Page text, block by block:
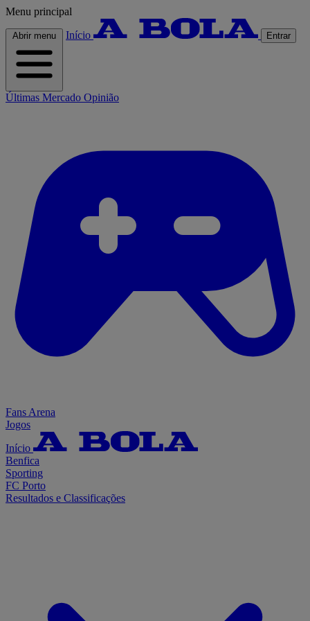
Menu principal
Abrir menu Início Entrar
Últimas Mercado Opinião
Fans Arena
Jogos
Início
Benfica
Sporting
FC Porto
Resultados e Classificações